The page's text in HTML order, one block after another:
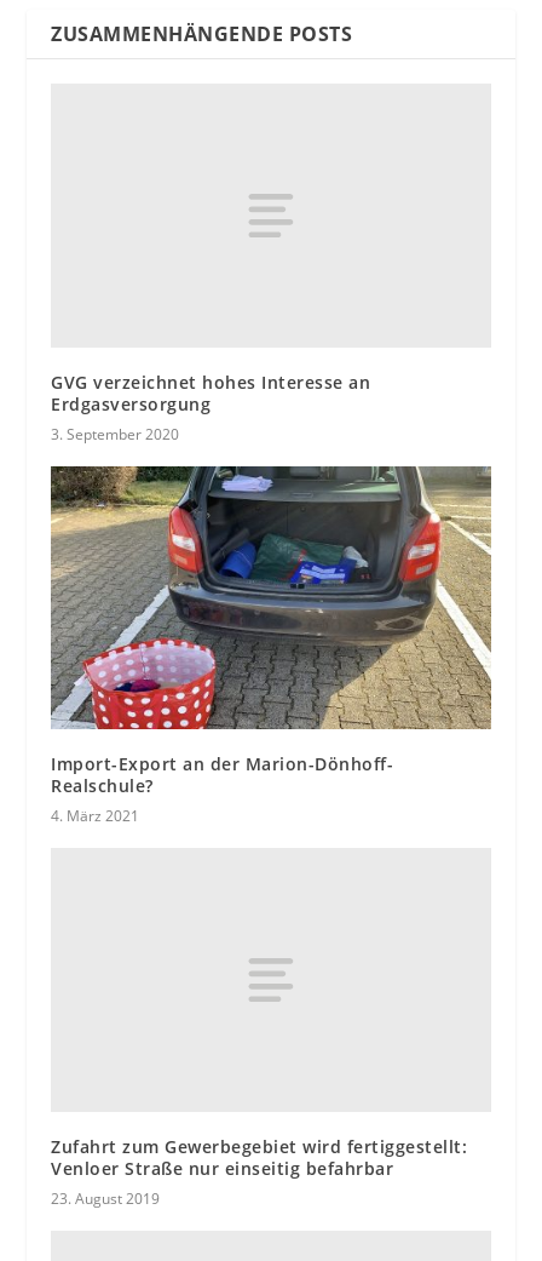
ZUSAMMENHÄNGENDE POSTS
GVG verzeichnet hohes Interesse an
Erdgasversorgung
3. September 2020
Import-Export an der Marion-Dönhoff-
Realschule?
4. März 2021
Zufahrt zum Gewerbegebiet wird fertiggestellt:
Venloer Straße nur einseitig befahrbar
23. August 2019